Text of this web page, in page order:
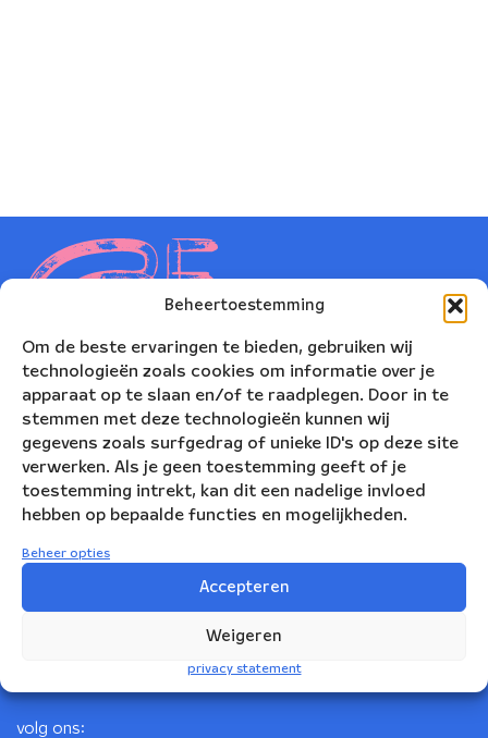
Beheertoestemming
Om de beste ervaringen te bieden, gebruiken wij
technologieën zoals cookies om informatie over je
apparaat op te slaan en/of te raadplegen. Door in te
stemmen met deze technologieën kunnen wij
gegevens zoals surfgedrag of unieke ID's op deze site
verwerken. Als je geen toestemming geeft of je
toestemming intrekt, kan dit een nadelige invloed
hebben op bepaalde functies en mogelijkheden.
Beheer opties
Accepteren
Weigeren
privacy statement
Nederlands Blazers Ensemble
Korte Leidsedwarsstraat 12
volg ons: